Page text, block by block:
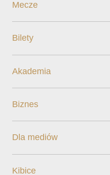
Mecze
Bilety
Akademia
Biznes
Dla mediów
Kibice